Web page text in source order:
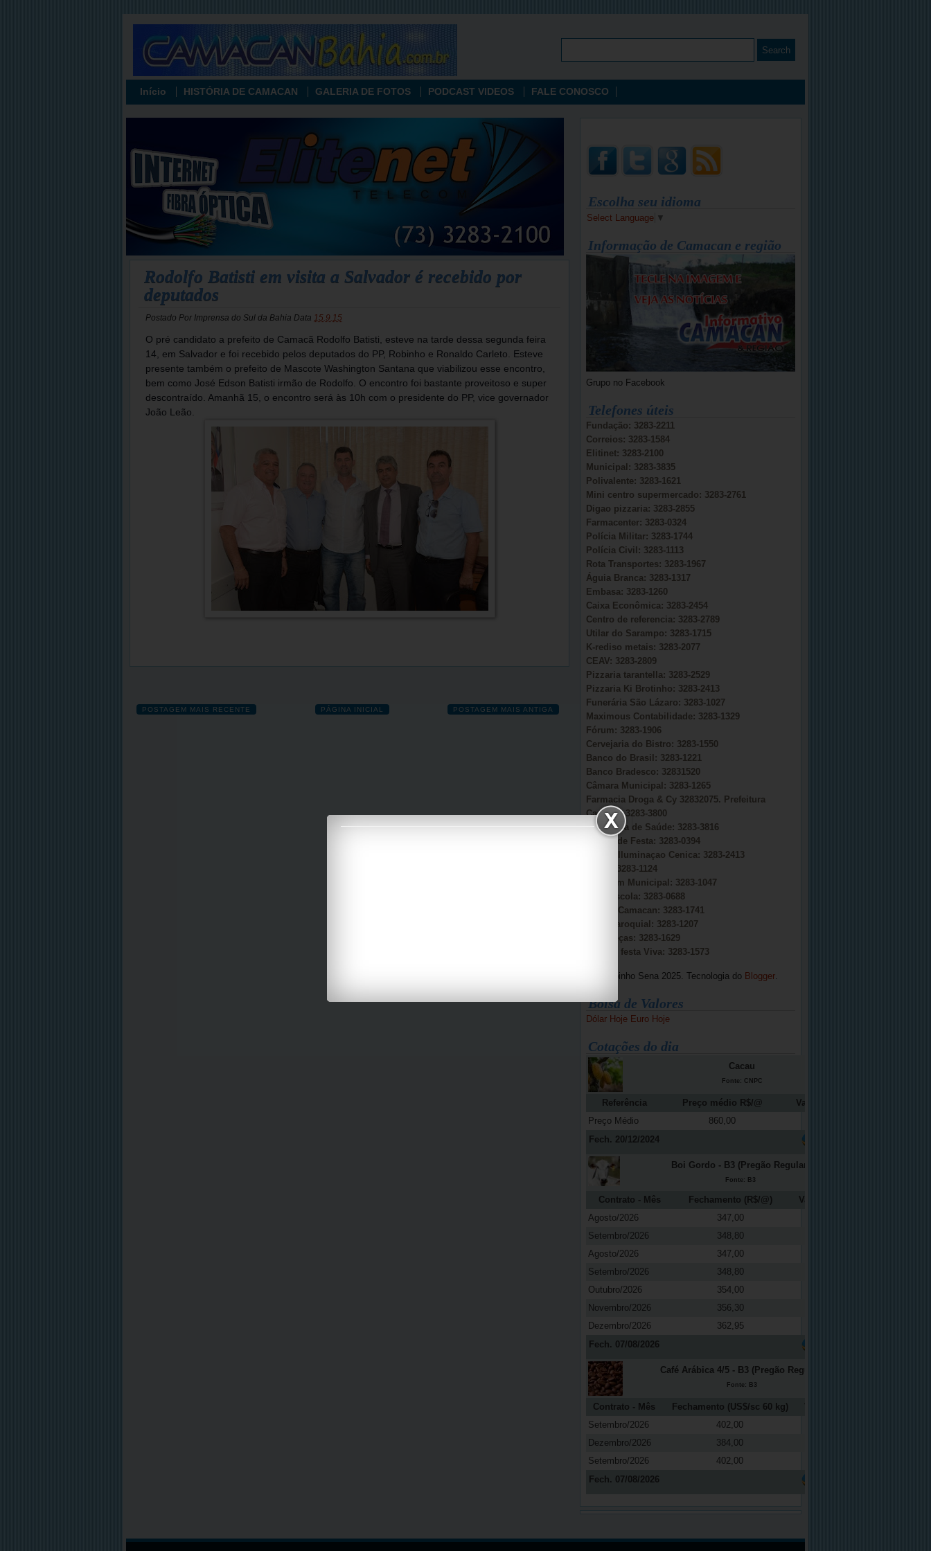
Início HISTÓRIA DE CAMACAN GALERIA DE FOTOS PODCAST VIDEOS FALE CONOSCO
Rodolfo Batisti em visita a Salvador é recebido por
deputados
Postado Por Imprensa do Sul da Bahia Data 15.9.15
O pré candidato a prefeito de Camacã Rodolfo Batisti, esteve na tarde dessa segunda feira
14, em Salvador e foi recebido pelos deputados do PP, Robinho e Ronaldo Carleto. Esteve
presente também o prefeito de Mascote Washington Santana que viabilizou esse encontro,
bem como José Edson Batisti irmão de Rodolfo. O encontro foi bastante proveitoso e super
descontraído. Amanhã 15, o encontro será às 10h com o presidente do PP, vice governador
João Leão.
POSTAGEM MAIS RECENTE POSTAGEM MAIS ANTIGA
PÁGINA INICIAL
Escolha seu idioma
Select Language ▼
Informação de Camacan e região
Grupo no Facebook
Telefones úteis
Fundação: 3283-2211
Correios: 3283-1584
Elitinet: 3283-2100
Municipal: 3283-3835
Polivalente: 3283-1621
Mini centro supermercado: 3283-2761
Digao pizzaria: 3283-2855
Farmacenter: 3283-0324
Polícia Militar: 3283-1744
Polícia Civil: 3283-1113
Rota Transportes: 3283-1967
Águia Branca: 3283-1317
Embasa: 3283-1260
Caixa Econômica: 3283-2454
Centro de referencia: 3283-2789
Utilar do Sarampo: 3283-1715
K-rediso metais: 3283-2077
CEAV: 3283-2809
Pizzaria tarantella: 3283-2529
Pizzaria Ki Brotinho: 3283-2413
Funerária São Lázaro: 3283-1027
Maximous Contabilidade: 3283-1329
Fórum: 3283-1906
Cervejaria do Bistro: 3283-1550
Banco do Brasil: 3283-1221
Banco Bradesco: 32831520
Câmara Municipal: 3283-1265
Farmacia Droga & Cy 32832075. Prefeitura
Camacã: 3283-3800
Secretária de Saúde: 3283-3816
Sonho de Festa: 3283-0394
AmmC Iluminaçao Cenica: 3283-2413
CAPS: 3283-1124
Garagem Municipal: 3283-1047
Auto Escola: 3283-0688
Viação Camacan: 3283-1741
Casa Paroquial: 3283-1207
Bike Peças: 3283-1629
Espaço festa Viva: 3283-1573
Jabinho Sena 2025. Tecnologia do Blogger.
Bolsa de Valores
Dólar Hoje Euro Hoje
Cotações do dia
Cacau
Fonte: CNPC
Referência Preço médio R$/@
Variação (%)
Preço Médio
860,00
Fech. 20/12/2024
Boi Gordo - B3 (Pregão Regular)
Fonte: B3
Contrato - Mês Fechamento (R$/@)
Variação (%)
Agosto/2026
347,00
Setembro/2026
348,80
Agosto/2026
347,00
Setembro/2026
348,80
Outubro/2026
354,00
Novembro/2026
356,30
Dezembro/2026
362,95
Fech. 07/08/2026
Café Arábica 4/5 - B3 (Pregão Regular)
Fonte: B3
Contrato - Mês Fechamento (US$/sc 60 kg)
Setembro/2026
402,00
Dezembro/2026
384,00
Setembro/2026
402,00
Fech. 07/08/2026